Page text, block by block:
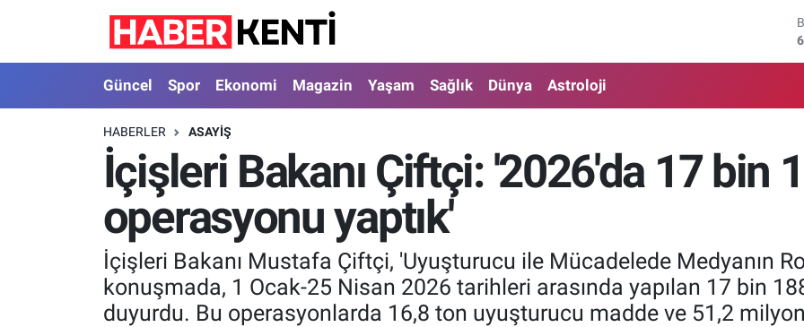
Güncel Spor Ekonomi Magazin Yaşam Sağlık Dünya Astroloji
HABERLER ASAYIŞ
İçişleri Bakanı Çiftçi: '2026'da 17 bin
operasyonu yaptık'
İçişleri Bakanı Mustafa Çiftçi, 'Uyuşturucu ile Mücadelede Medyanın
konuşmada, 1 Ocak-25 Nisan 2026 tarihleri arasında yapılan 17 bin
duyurdu. Bu operasyonlarda 16,8 ton uyuşturucu madde ve 51,2
Güncel
Spor
Ekonomi
Magazin
Nöbetçi Eczaneler
Hava Durumu
İstanbul Namaz Vakitleri
Trafik Durumu
Süper Lig Puan Durumu ve Fikstür
Tüm Manşetler